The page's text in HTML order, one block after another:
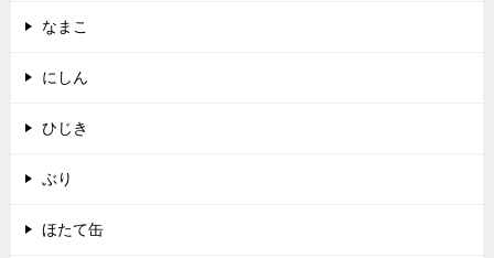
なまこ
にしん
ひじき
ぶり
ほたて缶